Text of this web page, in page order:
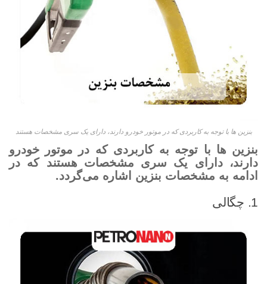
بنزین ها با توجه به کاربردی که در موتور خودرو دارند، دارای یک سری مشخصات هستند
بنزین ها با توجه به کاربردی که در موتور خودرو
دارند، دارای یک سری مشخصات هستند که در
ادامه به مشخصات بنزین اشاره می­‌گردد.
1. چگالی